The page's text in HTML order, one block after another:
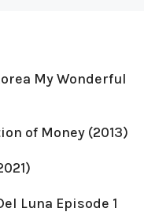
My Wonderful
of Money (2013)
Luna Episode 1